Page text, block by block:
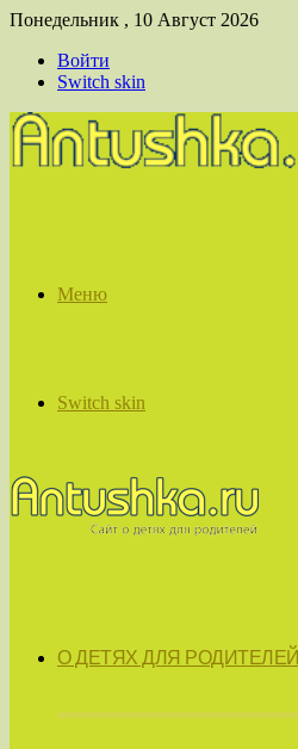
Понедельник , 10 Август 2026
Войти
Switch skin
Меню
Switch skin
О ДЕТЯХ ДЛЯ РОДИТЕЛЕЙ